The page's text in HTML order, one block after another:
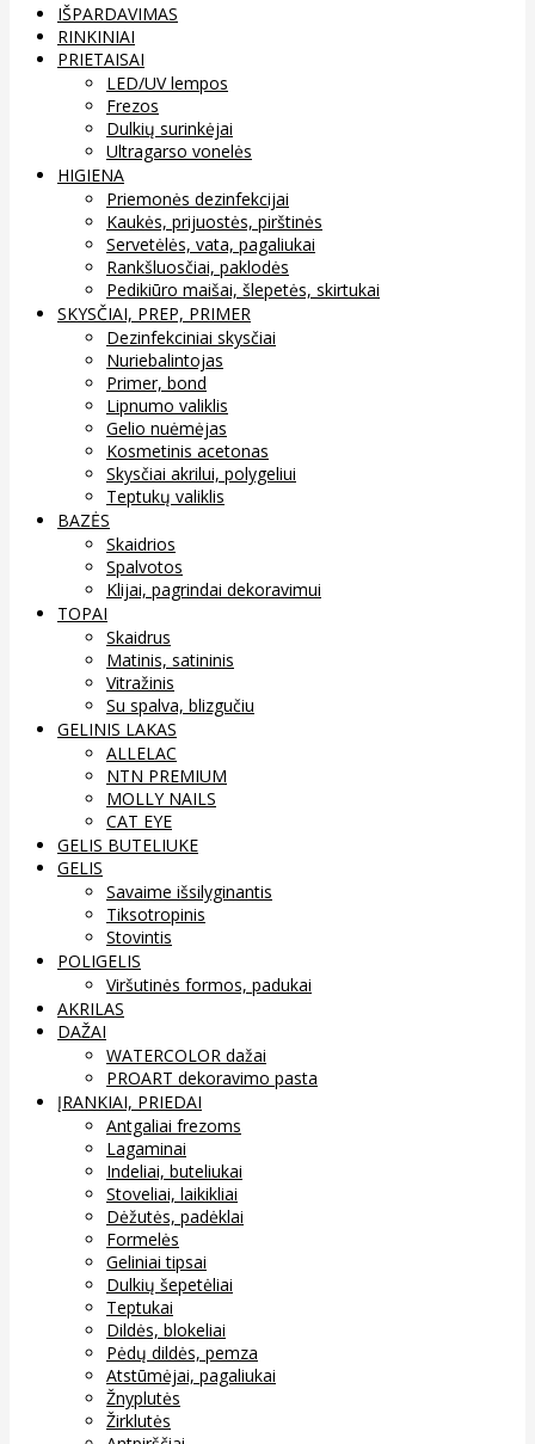
IŠPARDAVIMAS
RINKINIAI
PRIETAISAI
LED/UV lempos
Frezos
Dulkių surinkėjai
Ultragarso vonelės
HIGIENA
Priemonės dezinfekcijai
Kaukės, prijuostės, pirštinės
Servetėlės, vata, pagaliukai
Rankšluosčiai, paklodės
Pedikiūro maišai, šlepetės, skirtukai
SKYSČIAI, PREP, PRIMER
Dezinfekciniai skysčiai
Nuriebalintojas
Primer, bond
Lipnumo valiklis
Gelio nuėmėjas
Kosmetinis acetonas
Skysčiai akrilui, polygeliui
Teptukų valiklis
BAZĖS
Skaidrios
Spalvotos
Klijai, pagrindai dekoravimui
TOPAI
Skaidrus
Matinis, satininis
Vitražinis
Su spalva, blizgučiu
GELINIS LAKAS
ALLELAC
NTN PREMIUM
MOLLY NAILS
CAT EYE
GELIS BUTELIUKE
GELIS
Savaime išsilyginantis
Tiksotropinis
Stovintis
POLIGELIS
Viršutinės formos, padukai
AKRILAS
DAŽAI
WATERCOLOR dažai
PROART dekoravimo pasta
ĮRANKIAI, PRIEDAI
Antgaliai frezoms
Lagaminai
Indeliai, buteliukai
Stoveliai, laikikliai
Dėžutės, padėklai
Formelės
Geliniai tipsai
Dulkių šepetėliai
Teptukai
Dildės, blokeliai
Pėdų dildės, pemza
Atstūmėjai, pagaliukai
Žnyplutės
Žirklutės